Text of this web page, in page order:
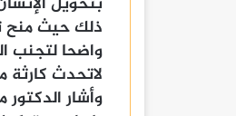
ذلك حيث منح
لاتحدث كارثة
وأشار